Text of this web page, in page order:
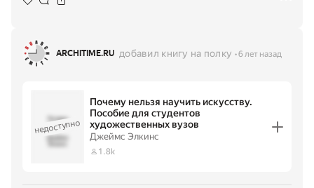
ARCHITIME.RU добавил книгу на полку 6 лет назад
Почему
нельзя
научить
искусству.
·
Джеймс
недоступно
Почему нельзя научить искусству.
Пособие для студентов
художественных вузов
Джеймс Элкинс
1.8k